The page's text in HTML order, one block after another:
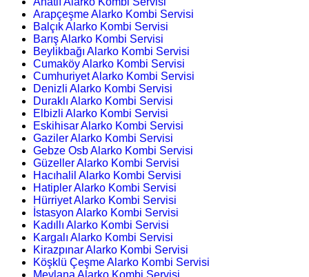
Arapçeşme Alarko Kombi Servisi
Balçık Alarko Kombi Servisi
Barış Alarko Kombi Servisi
Beylikbağı Alarko Kombi Servisi
Cumaköy Alarko Kombi Servisi
Cumhuriyet Alarko Kombi Servisi
Denizli Alarko Kombi Servisi
Duraklı Alarko Kombi Servisi
Elbizli Alarko Kombi Servisi
Eskihisar Alarko Kombi Servisi
Gaziler Alarko Kombi Servisi
Gebze Osb Alarko Kombi Servisi
Güzeller Alarko Kombi Servisi
Hacıhalil Alarko Kombi Servisi
Hatipler Alarko Kombi Servisi
Hürriyet Alarko Kombi Servisi
İstasyon Alarko Kombi Servisi
Kadıllı Alarko Kombi Servisi
Kargalı Alarko Kombi Servisi
Kirazpınar Alarko Kombi Servisi
Köşklü Çeşme Alarko Kombi Servisi
Mevlana Alarko Kombi Servisi